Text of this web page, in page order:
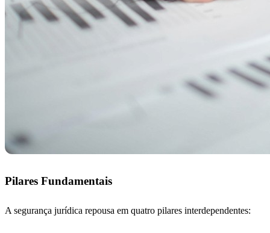
Pilares Fundamentais
A segurança jurídica repousa em quatro pilares interdependentes: